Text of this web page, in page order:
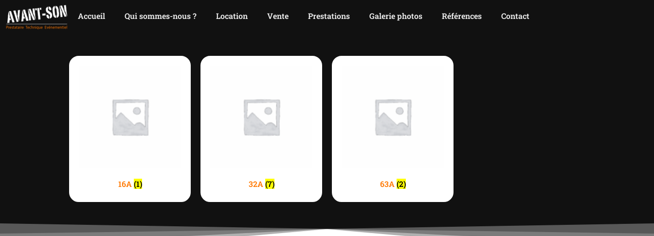
Accueil Qui sommes-nous ? Location Vente Prestations Galerie photos Références Contact
16A(1) 32A(7) 63A(2)